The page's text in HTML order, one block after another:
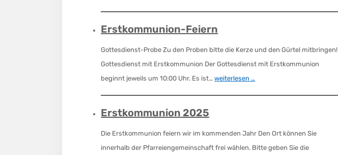
Erstkommunion-Feiern
Gottesdienst-Probe Zu den Proben bitte die Kerze und den Gürtel mitbringen!
Gottesdienst mit Erstkommunion Der Gottesdienst mit Erstkommunion
beginnt jeweils um 10:00 Uhr. Es ist…weiterlesen …
Erstkommunion 2025
Die Erstkommunion feiern wir im kommenden Jahr Den Ort können Sie
innerhalb der Pfarreiengemeinschaft frei wählen. Bitte geben Sie die